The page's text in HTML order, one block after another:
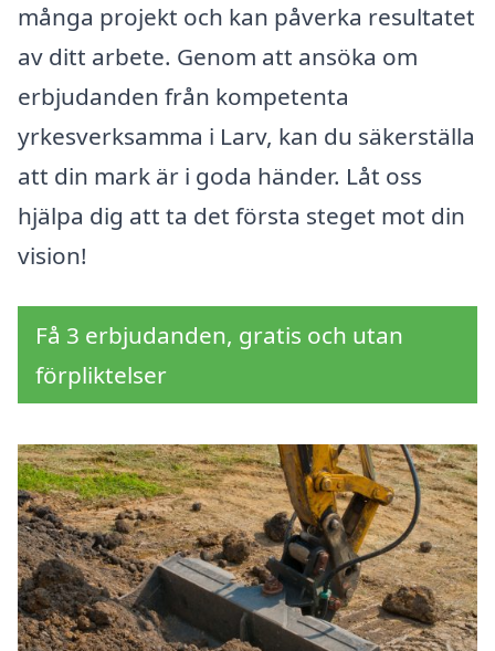
många projekt och kan påverka resultatet
av ditt arbete. Genom att ansöka om
erbjudanden från kompetenta
yrkesverksamma i Larv, kan du säkerställa
att din mark är i goda händer. Låt oss
hjälpa dig att ta det första steget mot din
vision!
Få 3 erbjudanden, gratis och utan
förpliktelser